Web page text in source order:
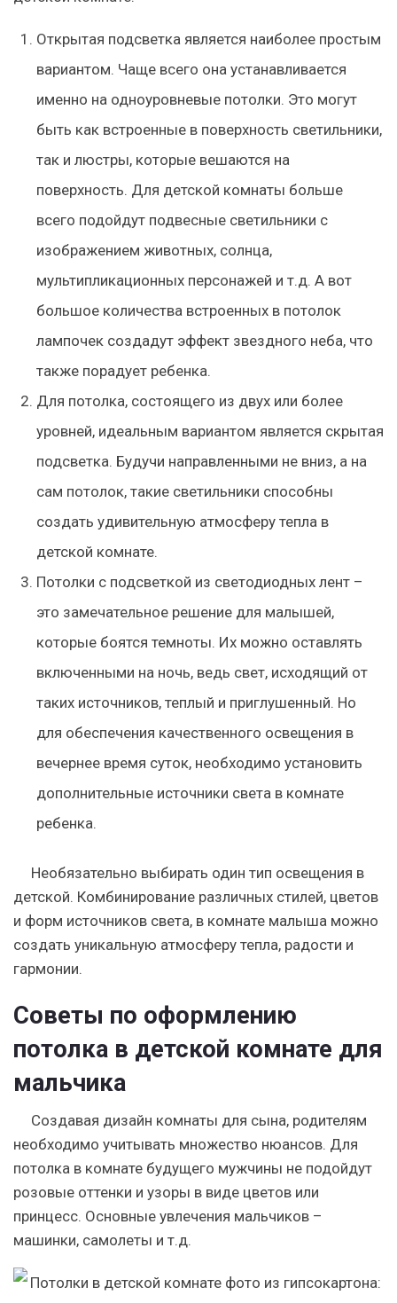
Открытая подсветка является наиболее простым
вариантом. Чаще всего она устанавливается
именно на одноуровневые потолки. Это могут
быть как встроенные в поверхность светильники,
так и люстры, которые вешаются на
поверхность. Для детской комнаты больше
всего подойдут подвесные светильники с
изображением животных, солнца,
мультипликационных персонажей и т.д. А вот
большое количества встроенных в потолок
лампочек создадут эффект звездного неба, что
также порадует ребенка.
Для потолка, состоящего из двух или более
уровней, идеальным вариантом является скрытая
подсветка. Будучи направленными не вниз, а на
сам потолок, такие светильники способны
создать удивительную атмосферу тепла в
детской комнате.
Потолки с подсветкой из светодиодных лент –
это замечательное решение для малышей,
которые боятся темноты. Их можно оставлять
включенными на ночь, ведь свет, исходящий от
таких источников, теплый и приглушенный. Но
для обеспечения качественного освещения в
вечернее время суток, необходимо установить
дополнительные источники света в комнате
ребенка.
Необязательно выбирать один тип освещения в
детской. Комбинирование различных стилей, цветов
и форм источников света, в комнате малыша можно
создать уникальную атмосферу тепла, радости и
гармонии.
Советы по оформлению
потолка в детской комнате для
мальчика
Создавая дизайн комнаты для сына, родителям
необходимо учитывать множество нюансов. Для
потолка в комнате будущего мужчины не подойдут
розовые оттенки и узоры в виде цветов или
принцесс. Основные увлечения мальчиков –
машинки, самолеты и т.д.